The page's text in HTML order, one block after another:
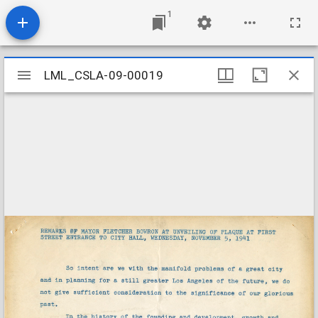
1
Mirador
viewer
LML_CSLA-09-00019
LML_CSLA-09-00019